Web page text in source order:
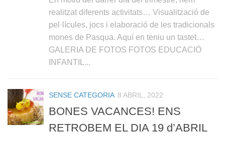
realitzat diferents activitats… Visualització de
pel·lícules, jocs i elaboració de les tradicionals
mones de Pasqua. Aquí en teniu un tastet…
GALERIA DE FOTOS FOTOS EDUCACIÓ
INFANTIL...
SENSE CATEGORIA 8 ABRIL, 2022
BONES VACANCES! ENS
RETROBEM EL DIA 19 d’ABRIL